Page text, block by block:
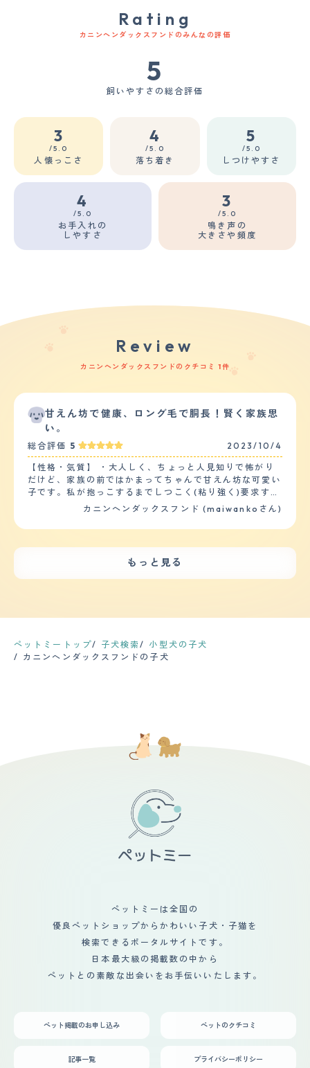
Rating
カニンヘンダックスフンドのみんなの評価
5
飼いやすさの総合評価
3
/5.0
人懐っこさ
4
/5.0
落ち着き
5
/5.0
しつけやすさ
4
/5.0
お手入れの
しやすさ
3
/5.0
鳴き声の
大きさや頻度
Review
カニンヘンダックスフンドのクチコミ 1件
甘えん坊で健康、ロング毛で胴長！賢く家族思
い。
総合評価 5 2023/10/4
【性格・気質】 ・大人しく、ちょっと人見知りで怖がり
だけど、家族の前ではかまってちゃんで甘えん坊な可愛い
子です。私が抱っこするまでしつこく(粘り強く)要求する
根性がありますね。 ・トイレのしつけやハウストレーニ
返し教えれば覚えてくれます。ごはんをあげるときに落ち
ら、すんなり受け入れてくれたのでケンカもせず仲良しで
す、子供たちとも膝の上に乗ったり、雷が鳴ると子供のそ
るのか12歳になりますが、まだ大きな病気にかかったこと
りやすいかなと思います、特に夏は暑さのせいかあせもの
ように体をかゆがるので、毛を短くカットしたり定期的な
【毛の手入れ・シャンプー回数】 ・毛の長さはロングで
す。少しカールがかった毛質で柔らかいです。(ブラッシ
す、抱っこすると服について毎日コロコロが欠かせませ
ん。 ・カットはシャンプーと同時にするので月に1回（夏
は2回の時もあります）こだわりはありませんが夏はサマ
ーカットにして秋冬は毛をあまりカットせず整えるだけに
しています。たまに尻尾をライオンスタイルにすることが
ンターでイベントをやっていたので見に行くと困った顔を
してずっとこっちを見つめている子犬がいました、なんと
なくビビッ！ときましたが、最初は通り過ぎました。でも
気になって見に行くとまた困った顔をしてこっちをずっと
見つめてました。そのとき「今この子を飼わないとトッラ
クに乗せられて遠くまで帰らないといけないんだ」と思う
のと同時にもうその子を抱っこしてました。抱っこして数
すが世話も2倍になるのでそれは大変ですが、家族も２匹
カニンヘンダックスフンド (maiwankoさん)
もっと見る
ペットミートップ 子犬検索
小型犬の子犬
カニンヘンダックスフンドの子犬
ペットミーは全国の
優良ペットショップからかわいい子犬・子猫を
検索できるポータルサイトです。
日本最大級の掲載数の中から
ペットとの素敵な出会いをお手伝いいたします。
ペット掲載のお申し込み ペットのクチコミ
記事一覧 プライバシーポリシー